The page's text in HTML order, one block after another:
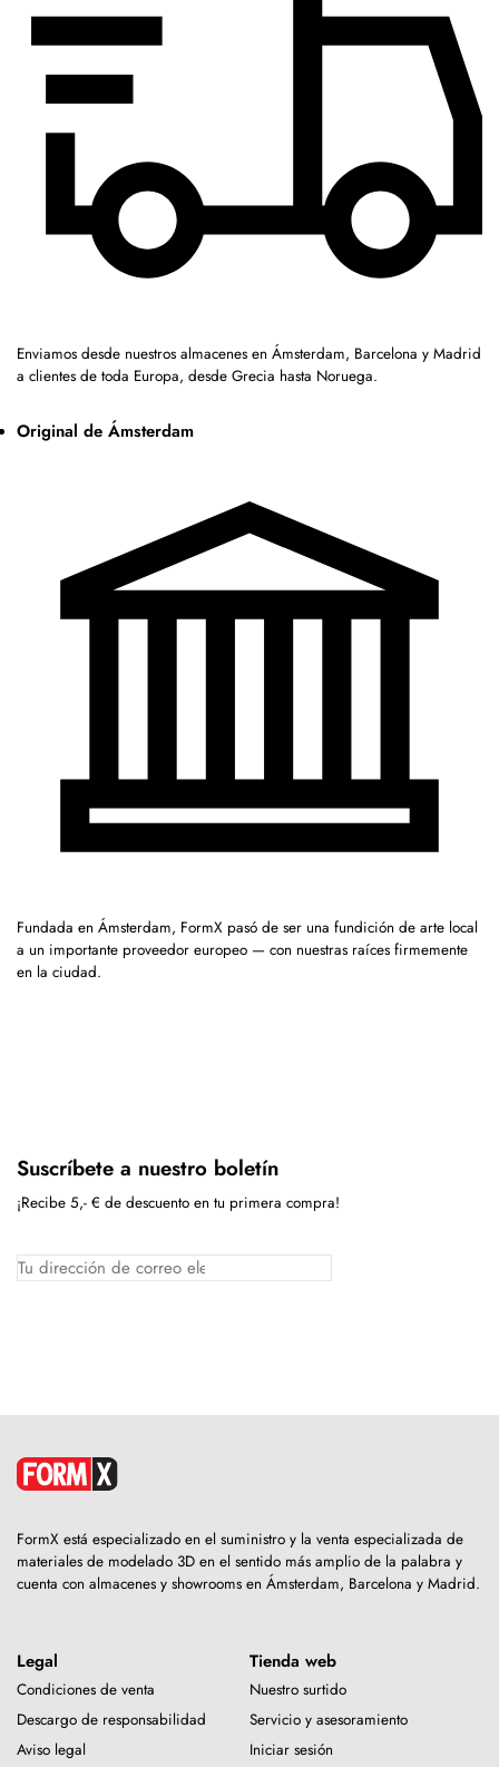
Enviamos desde nuestros almacenes en Ámsterdam, Barcelona y Madrid
a clientes de toda Europa, desde Grecia hasta Noruega.
Original de Ámsterdam
Fundada en Ámsterdam, FormX pasó de ser una fundición de arte local
a un importante proveedor europeo — con nuestras raíces firmemente
en la ciudad.
Suscríbete a nuestro boletín
¡Recibe 5,- € de descuento en tu primera compra!
FormX está especializado en el suministro y la venta especializada de
materiales de modelado 3D en el sentido más amplio de la palabra y
cuenta con almacenes y showrooms en Ámsterdam, Barcelona y Madrid.
Legal
Condiciones de venta
Descargo de responsabilidad
Aviso legal
Tienda web
Nuestro surtido
Servicio y asesoramiento
Iniciar sesión